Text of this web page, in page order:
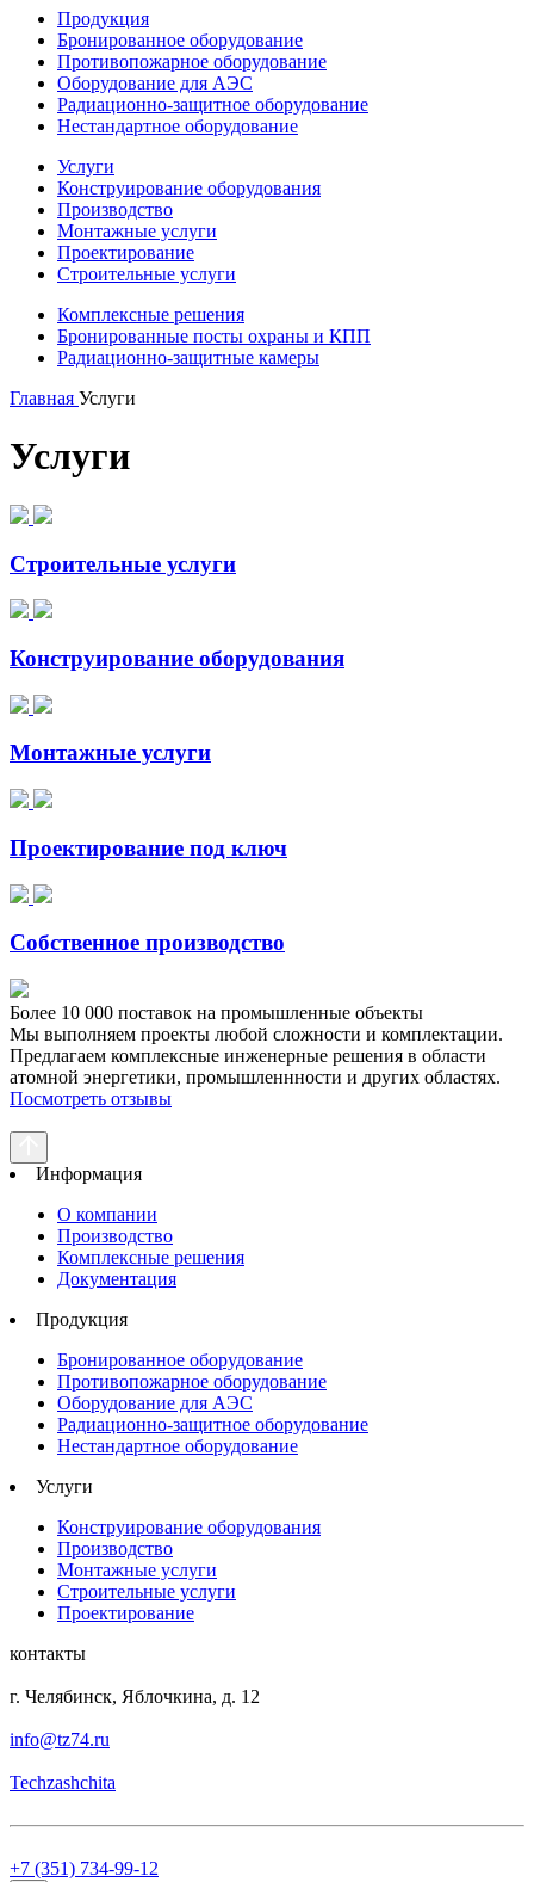
Продукция
Бронированное оборудование
Противопожарное оборудование
Оборудование для АЭС
Радиационно-защитное оборудование
Нестандартное оборудование
Услуги
Конструирование оборудования
Производство
Монтажные услуги
Проектирование
Строительные услуги
Комплексные решения
Бронированные посты охраны и КПП
Радиационно-защитные камеры
Главная Услуги
Услуги
Строительные услуги
Конструирование оборудования
Монтажные услуги
Проектирование под ключ
Собственное производство
Более 10 000 поставок на промышленные объекты
Мы выполняем проекты любой сложности и комплектации.
Предлагаем комплексные инженерные решения в области
атомной энергетики, промышленнности и других областях.
Посмотреть отзывы
Информация
О компании
Производство
Комплексные решения
Документация
Продукция
Бронированное оборудование
Противопожарное оборудование
Оборудование для АЭС
Радиационно-защитное оборудование
Нестандартное оборудование
Услуги
Конструирование оборудования
Производство
Монтажные услуги
Строительные услуги
Проектирование
контакты
г. Челябинск, Яблочкина, д. 12
info@tz74.ru
Techzashchita
+7 (351) 734-99-12